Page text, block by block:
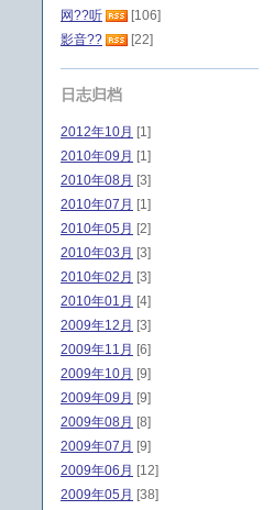
网??听
[106]
影音??
[22]
日志归档
2012年10月 [1]
2010年09月 [1]
2010年08月 [3]
2010年07月 [1]
2010年05月 [2]
2010年03月 [3]
2010年02月 [3]
2010年01月 [4]
2009年12月 [3]
2009年11月 [6]
2009年10月 [9]
2009年09月 [9]
2009年08月 [8]
2009年07月 [9]
2009年06月 [12]
2009年05月 [38]